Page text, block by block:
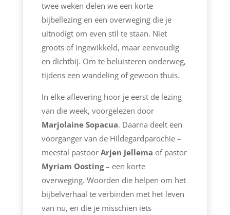
twee weken delen we een korte
bijbellezing en een overweging die je
uitnodigt om even stil te staan. Niet
groots of ingewikkeld, maar eenvoudig
en dichtbij. Om te beluisteren onderweg,
tijdens een wandeling of gewoon thuis.
In elke aflevering hoor je eerst de lezing
van die week, voorgelezen door
Marjolaine Sopacua. Daarna deelt een
voorganger van de Hildegardparochie –
meestal pastoor Arjen Jellema of pastor
Myriam Oosting– een korte
overweging. Woorden die helpen om het
bijbelverhaal te verbinden met het leven
van nu, en die je misschien iets